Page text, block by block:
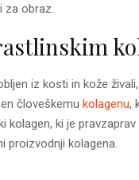
za obraz.
iz kosti in kože
človeškemu kolagenu,
kolagen, ki je
proizvodnji kolagena.